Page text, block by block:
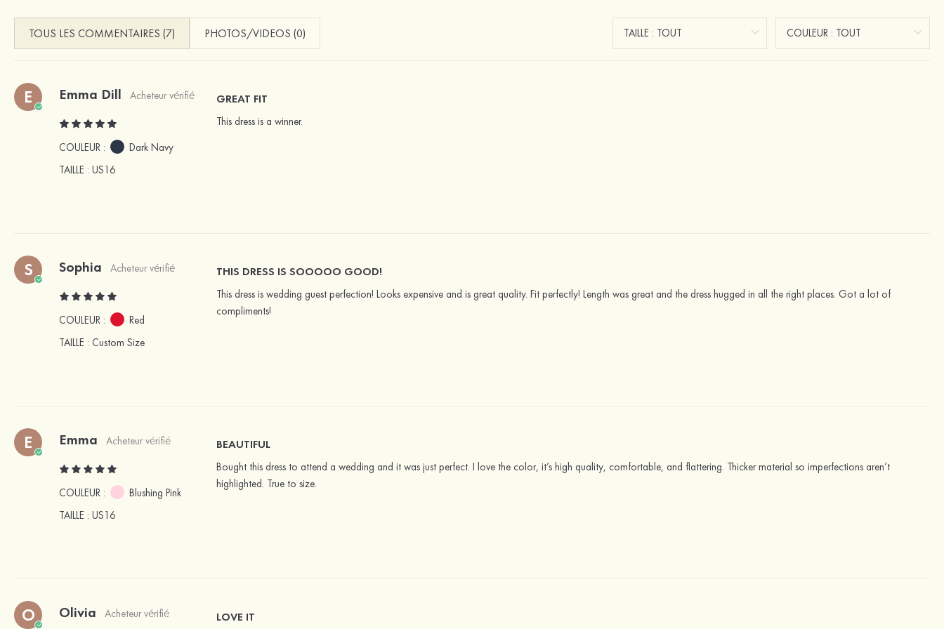
TOUS LES COMMENTAIRES (7) PHOTOS/VIDEOS (0)
E Emma Dill Acheteur vérifié
COULEUR :
Dark Navy
TAILLE : US16
GREAT FIT
This dress is a winner.
S Sophia Acheteur vérifié
COULEUR :
Red
TAILLE : Custom Size
THIS DRESS IS SOOOOO GOOD!
This dress is wedding guest perfection! Looks expensive and is great quality. Fit perfectly! Length was great and the dress hugged in all the right places. Got a lot of
compliments!
E Emma Acheteur vérifié
COULEUR :
Blushing Pink
TAILLE : US16
BEAUTIFUL
Bought this dress to attend a wedding and it was just perfect. I love the color, it’s high quality, comfortable, and flattering. Thicker material so imperfections aren’t
highlighted. True to size.
O Olivia Acheteur vérifié LOVE IT